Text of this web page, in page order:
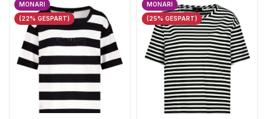
MONARI
(22% GESPART)
MONARI
(25% GESPART)